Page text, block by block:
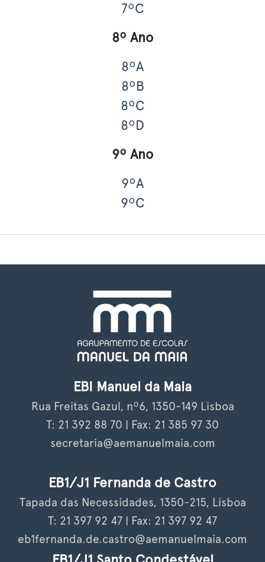
7ºC
8º Ano
8ºA
8ºB
8ºC
8ºD
9º Ano
9ºA
9ºC
EBI Manuel da Maia
Rua Freitas Gazul, nº6, 1350-149 Lisboa
T: 21 392 88 70 | Fax: 21 385 97 30
secretaria@aemanuelmaia.com
EB1/J1 Fernanda de Castro
Tapada das Necessidades, 1350-215, Lisboa
T: 21 397 92 47 | Fax: 21 397 92 47
eb1fernanda.de.castro@aemanuelmaia.com